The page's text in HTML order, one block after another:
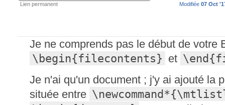
Lien permanent Modifiée 07 Oct
Je ne comprends pas le début de votre
\begin{filecontents} et
Je n'ai qu'un document ; j'y ai ajouté la
située entre